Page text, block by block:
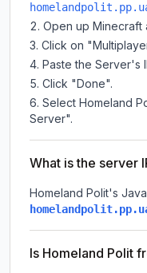
Open up Minecraft
Click on
Paste the Server's
Click "Done".
Select Homeland
Server".
What is the server
Homeland Polit's
Is Homeland Polit